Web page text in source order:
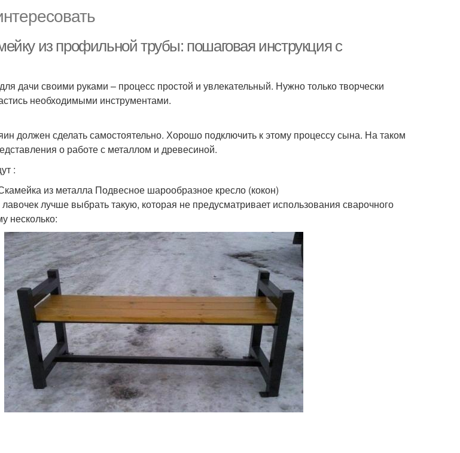
из профильной трубы: пошаговая инструкция с
дачи своими руками – процесс простой и увлекательный. Нужно только творчески
необходимыми инструментами.
должен сделать самостоятельно. Хорошо подключить к этому процессу сына. На таком
о работе с металлом и древесиной.
:
из металла Подвесное шарообразное кресло (кокон)
лучше выбрать такую, которая не предусматривает использования сварочного
несколько: